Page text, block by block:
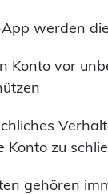
werden
Konto vor
zu
gehören